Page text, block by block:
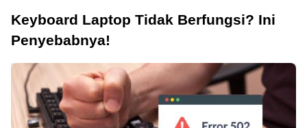
Keyboard Laptop Tidak Berfungsi? Ini
Penyebabnya!